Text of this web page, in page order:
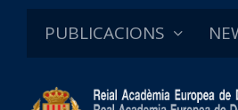
PUBLICACIONS